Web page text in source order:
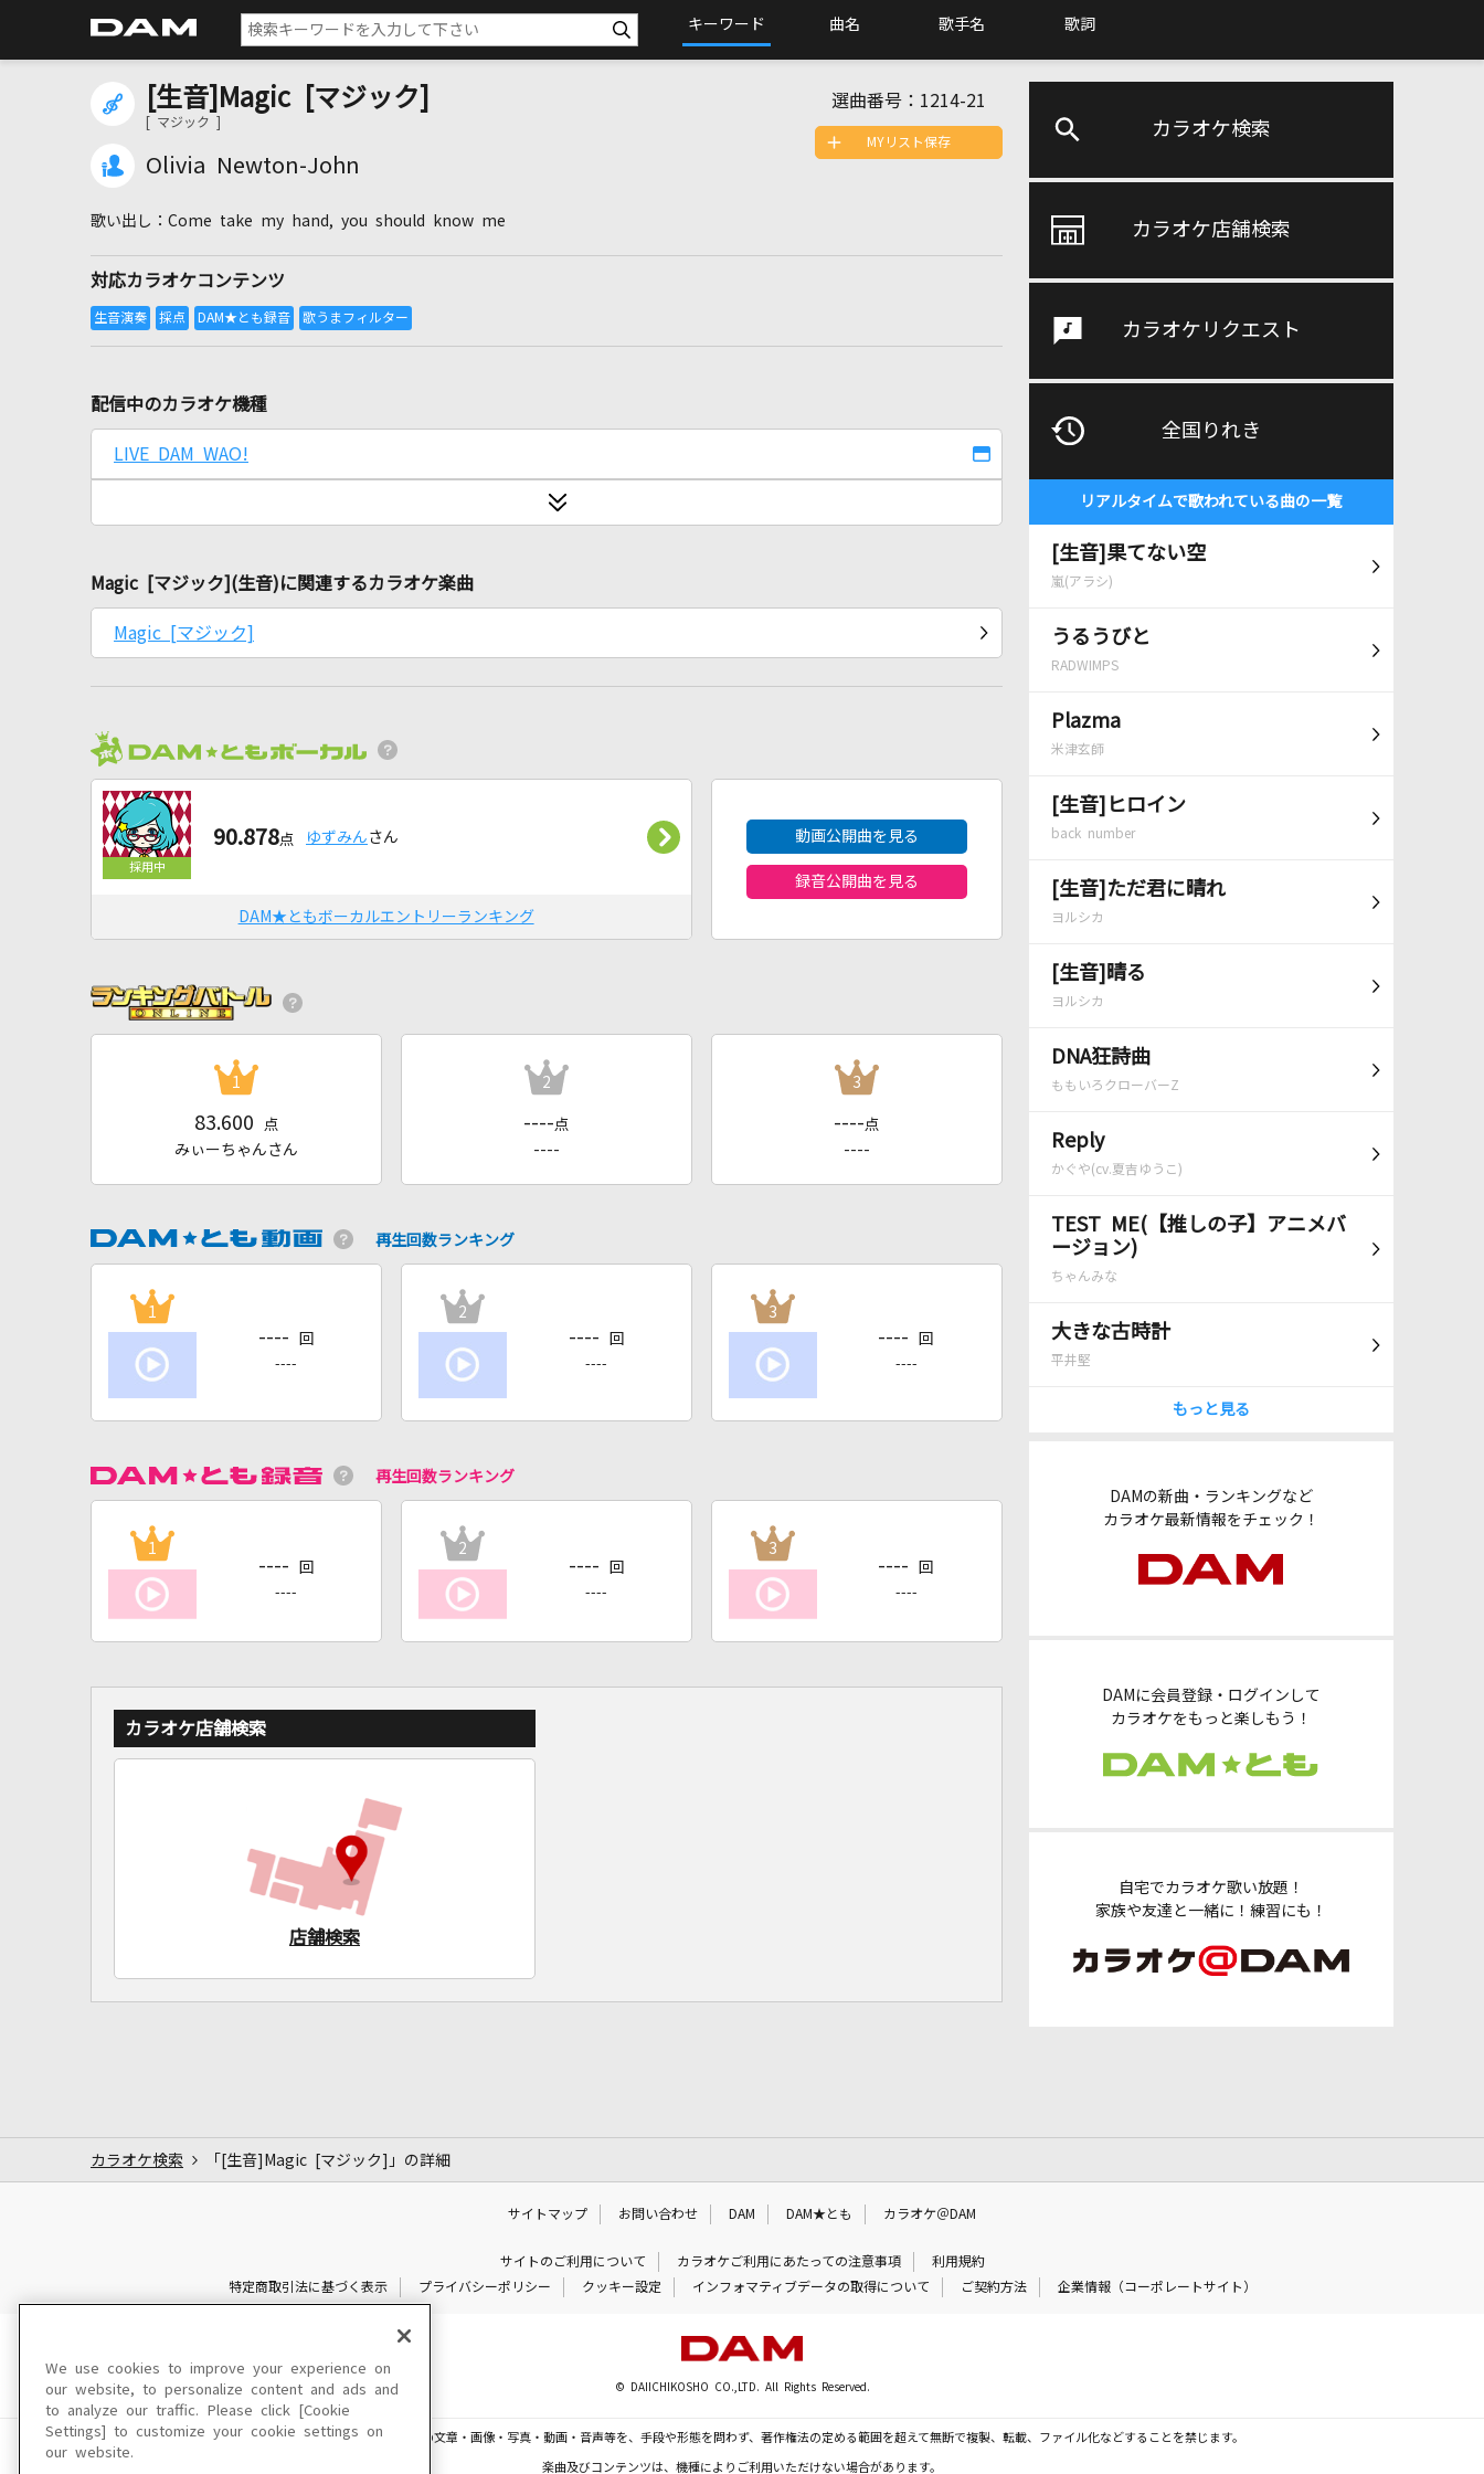
キーワード 曲名 歌手名 歌詞
カラオケ検索
カラオケ店舗検索
カラオケリクエスト
全国りれき
リアルタイムで歌われている曲の一覧
[生音]果てない空
嵐(アラシ)
うるうびと
RADWIMPS
Plazma
米津玄師
[生音]ヒロイン
back number
[生音]ただ君に晴れ
ヨルシカ
[生音]晴る
ヨルシカ
DNA狂詩曲
ももいろクローバーZ
Reply
かぐや(cv.夏吉ゆうこ)
TEST ME(【推しの子】アニメバ
ージョン)
ちゃんみな
大きな古時計
平井堅
もっと見る
DAMの新曲・ランキングなど
カラオケ最新情報をチェック！
DAMに会員登録・ログインして
カラオケをもっと楽しもう！
自宅でカラオケ歌い放題！
家族や友達と一緒に！練習にも！
[生音]Magic [マジック]
[ マジック ]
Olivia Newton-John
選曲番号： 1214-21
Come take my hand, you should know me
対応カラオケコンテンツ
MYリスト保存
配信中のカラオケ機種
LIVE DAM WAO!
Magic [マジック](生音)に関連するカラオケ楽曲
Magic [マジック]
90.878点 ゆずみん さん
DAM★ともボーカルエントリーランキング
動画公開曲を見る
録音公開曲を見る
1
83.600
点
みぃーちゃんさん
2
---- 点
----
3
---- 点
----
再生回数ランキング
1
---- 回
----
2
---- 回
----
3
---- 回
----
再生回数ランキング
1
---- 回
----
2
---- 回
----
3
---- 回
----
カラオケ店舗検索
店舗検索
カラオケ検索 「[生音]Magic [マジック]」の詳細
サイトマップ お問い合わせ DAM DAM★とも カラオケ＠DAM
サイトのご利用について カラオケご利用にあたっての注意事項
利用規約
特定商取引法に基づく表示
プライバシーポリシー クッキー設定 インフォマティブデータの取得について ご契約方法 企業情報（コーポレートサイト）
© DAIICHIKOSHO CO.,LTD. All Rights Reserved.
このサイトに掲載されている一切の文章・画像・写真・動画・音声等を、手段や形態を問わず、著作権法の定める範囲を超えて無断で複製、転載、ファイル化などすることを禁じます。
楽曲及びコンテンツは、機種によりご利用いただけない場合があります。
We use cookies to improve your experience on
our website, to personalize content and ads and
to analyze our traffic. Please click [Cookie
Settings] to customize your cookie settings on
our website.